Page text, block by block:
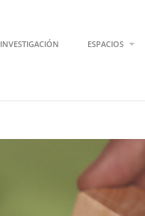
INVESTIGACIÓN ESPACIOS